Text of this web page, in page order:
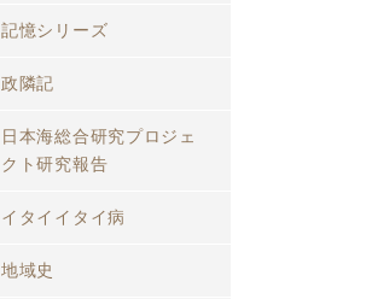
記憶シリーズ
政隣記
日本海総合研究プロジェ
クト研究報告
イタイイタイ病
地域史